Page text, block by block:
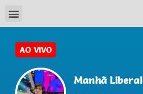
AO VIVO
Manhã Liberal